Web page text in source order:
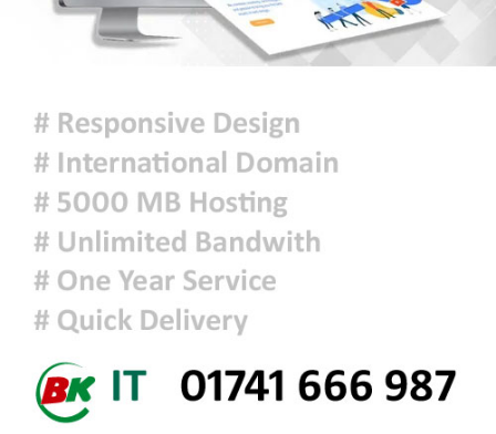
দিল্লিতে গণমাধ্যমের সঙ্গে ক্ষমতাচ্যুত শেখ
হাসিনার আলাপচারিতা নিয়ে ঢাকার ক্ষুব্ধ
প্রতিক্রিয়া
আজকের রাশিফল
ফ্যাসিবাদবিরোধী আন্দোলনে হত্যাকাণ্ডের
বিচার হবে স্বচ্ছ, নিরপেক্ষ ও বিশ্বাসযোগ্য
: প্রধানমন্ত্রী